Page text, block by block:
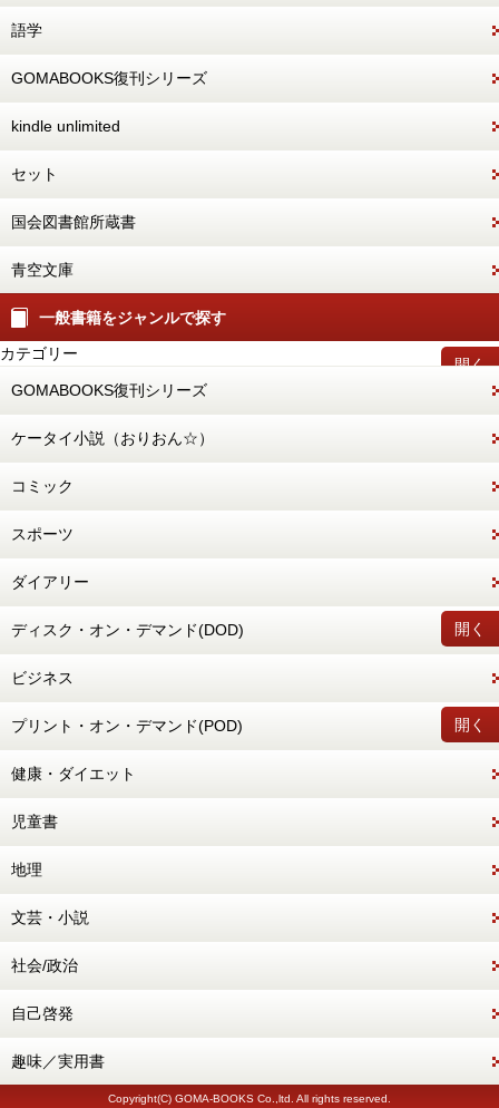
語学
GOMABOOKS復刊シリーズ
kindle unlimited
セット
国会図書館所蔵書
青空文庫
一般書籍をジャンルで探す
開く
カテゴリー
GOMABOOKS復刊シリーズ
ケータイ小説（おりおん☆）
コミック
スポーツ
ダイアリー
開く
ディスク・オン・デマンド(DOD)
ビジネス
開く
プリント・オン・デマンド(POD)
健康・ダイエット
児童書
地理
文芸・小説
社会/政治
自己啓発
趣味／実用書
Copyright(C) GOMA-BOOKS Co.,ltd. All rights reserved.